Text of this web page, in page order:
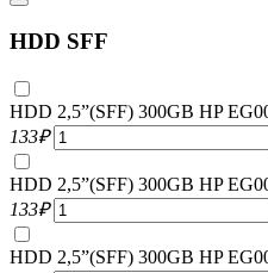
HDD SFF
HDD 2,5”(SFF) 300GB HP
133₽
HDD 2,5”(SFF) 300GB HP
133₽
HDD 2,5”(SFF) 300GB HP